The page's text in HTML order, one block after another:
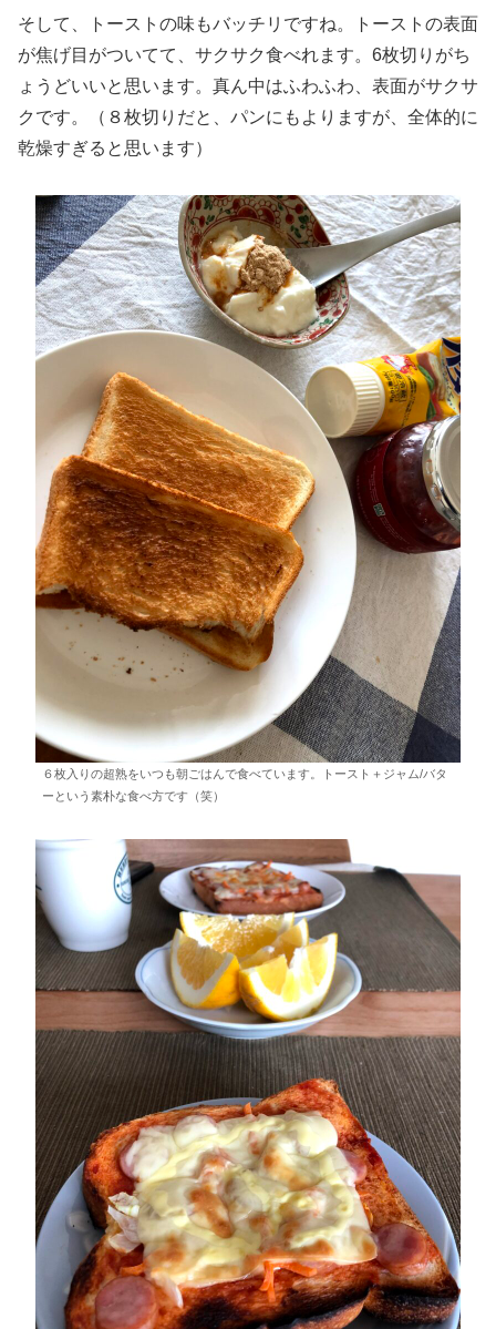
そして、トーストの味もバッチリですね。トーストの表面
が焦げ目がついてて、サクサク食べれます。6枚切りがち
ょうどいいと思います。真ん中はふわふわ、表面がサクサ
クです。（８枚切りだと、パンにもよりますが、全体的に
乾燥すぎると思います）
６枚入りの超熟をいつも朝ごはんで食べています。トースト＋ジャム/バタ
ーという素朴な食べ方です（笑）